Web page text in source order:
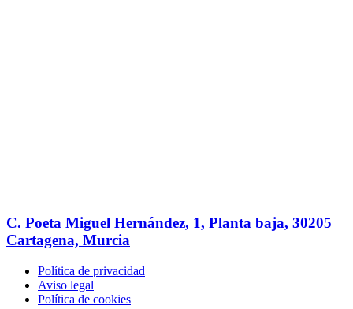
C. Poeta Miguel Hernández, 1, Planta baja, 30205
Cartagena, Murcia
Política de privacidad
Aviso legal
Política de cookies